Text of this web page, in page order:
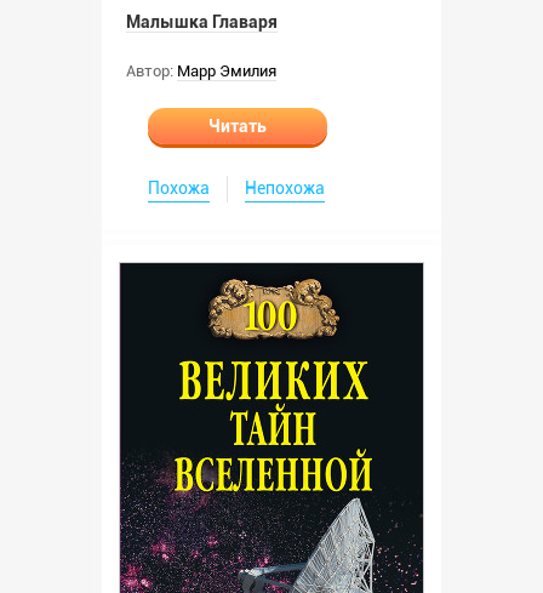
Малышка Главаря
Автор: Марр Эмилия
Читать
Похожа Непохожа